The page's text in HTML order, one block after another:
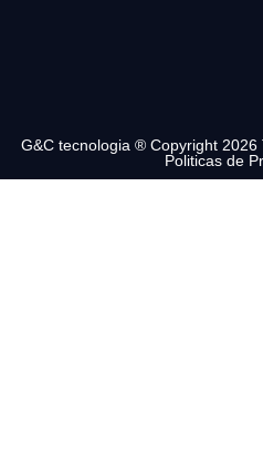
G&C tecnologia ® Copyright 2026
Politicas de